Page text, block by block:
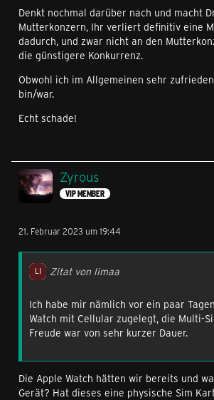
Denkt nochmal darüber nach und macht
Mutterkonzern, Ihr verliert definitiv eine
dadurch, und zwar nicht an den
die günstigere Konkurrenz.
Obwohl ich im Allgemeinen sehr
bin/war.
Echt schade!
Zyrous
VIP MEMBER
21. Februar 2023 um 19:44
Zitat von limaa
Ich habe mir nämlich vor ein paar
Watch mit Cellular zugelegt, die Multi-
Freude war von sehr kurzer Dauer.
Die Apple Watch hätten wir bereits und
Gerät? Hat dieses eine physische Sim